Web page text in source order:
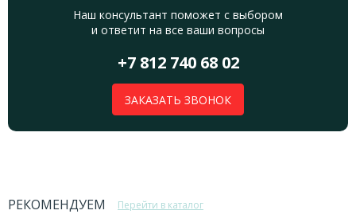
Наш консультант поможет с выбором
и ответит на все ваши вопросы
+7 812 740 68 02
ЗАКАЗАТЬ ЗВОНОК
РЕКОМЕНДУЕМ Перейти в каталог